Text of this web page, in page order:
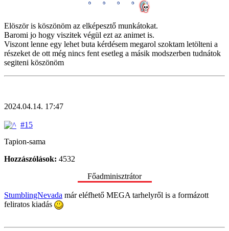
Elöször is köszönöm az elképesztő munkátokat.
Baromi jo hogy viszitek végül ezt az animet is.
Viszont lenne egy lehet buta kérdésem megarol szoktam letölteni a
részeket de ott még nincs fent esetleg a másik modszerben tudnátok
segiteni köszönöm
2024.04.14. 17:47
#15
Tapion-sama
Hozzászólások: 4532
Főadminisztrátor
StumblingNevada már eléfhető MEGA tarhelyről is a formázott
feliratos kiadás